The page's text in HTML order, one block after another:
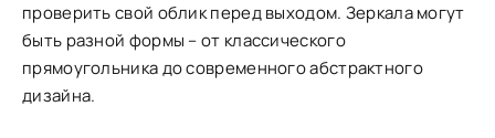
проверить свой облик перед выходом. Зеркала могут
быть разной формы – от классического
прямоугольника до современного абстрактного
дизайна.